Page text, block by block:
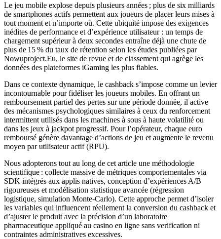
Le jeu mobile explose depuis plusieurs années ; plus de six milliards
de smartphones actifs permettent aux joueurs de placer leurs mises à
tout moment et n’importe où. Cette ubiquité impose des exigences
inédites de performance et d’expérience utilisateur : un temps de
chargement supérieur à deux secondes entraîne déjà une chute de
plus de 15 % du taux de rétention selon les études publiées par
Nowuproject.Eu, le site de revue et de classement qui agrège les
données des plateformes iGaming les plus fiables.
Dans ce contexte dynamique, le cashback s’impose comme un levier
incontournable pour fidéliser les joueurs mobiles. En offrant un
remboursement partiel des pertes sur une période donnée, il active
des mécanismes psychologiques similaires à ceux du renforcement
intermittent utilisés dans les machines à sous à haute volatilité ou
dans les jeux à jackpot progressif. Pour l’opérateur, chaque euro
remboursé génère davantage d’actions de jeu et augmente le revenu
moyen par utilisateur actif (RPU).
Nous adopterons tout au long de cet article une méthodologie
scientifique : collecte massive de métriques comportementales via
SDK intégrés aux applis natives, conception d’expériences A/B
rigoureuses et modélisation statistique avancée (régression
logistique, simulation Monte‑Carlo). Cette approche permet d’isoler
les variables qui influencent réellement la conversion du cashback et
d’ajuster le produit avec la précision d’un laboratoire
pharmaceutique appliqué au casino en ligne sans verification ni
contraintes administratives excessives.